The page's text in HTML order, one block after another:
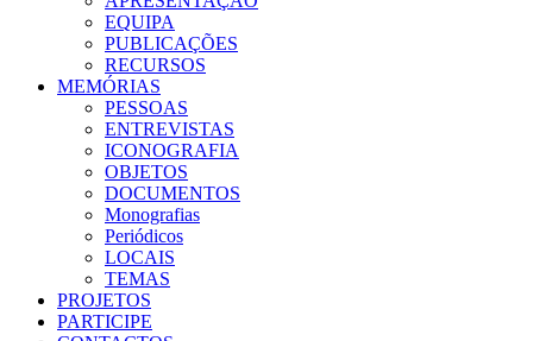
EQUIPA
PUBLICAÇÕES
RECURSOS
MEMÓRIAS
PESSOAS
ENTREVISTAS
ICONOGRAFIA
OBJETOS
DOCUMENTOS
Monografias
Periódicos
LOCAIS
TEMAS
PROJETOS
PARTICIPE